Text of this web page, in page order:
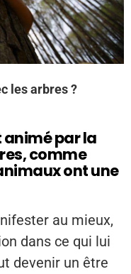
les arbres ?
animé par la
comme
ont une
au mieux,
dans ce qui lui
devenir un être